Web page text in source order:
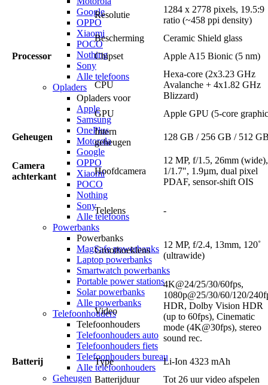
Google
OPPO
Xiaomi
POCO
Nothing
Sony
Alle telefoons
Opladers
Opladers voor
Apple
Samsung
OnePlus
Motorola
Google
OPPO
Xiaomi
POCO
Nothing
Sony
Alle telefoons
Powerbanks
Powerbanks
MagSafe powerbanks
Laptop powerbanks
Smartwatch powerbanks
Portable power stations
Solar powerbanks
Alle powerbanks
Telefoonhouders
Telefoonhouders
Telefoonhouders auto
Telefoonhouders fiets
Telefoonhouders bureau
Alle telefoonhouders
Geheugen
Resolutie
1284 x 2778 pixels, 19.5:9
ratio (~458 ppi density)
Bescherming
Ceramic Shield glass
Processor
Chipset Apple A15 Bionic (5 nm)
CPU
Hexa-core (2x3.23 GHz
Avalanche + 4x1.82 GHz
Blizzard)
GPU
Apple GPU (5-core
Geheugen
Intern
geheugen
128 GB / 256 GB / 512
Camera
achterkant
Hoofdcamera
12 MP, f/1.5, 26mm (wide),
1/1.7", 1.9µm, dual pixel
PDAF, sensor-shift OIS
Telelens -
Groothoeklens
12 MP, f/2.4, 13mm, 120˚
(ultrawide)
Video
4K@24/25/30/60fps,
1080p@25/30/60/120/
HDR, Dolby Vision HDR
(up to 60fps), Cinematic
mode (4K@30fps), stereo
sound rec.
Batterij Type
Li-Ion 4323 mAh
Batterijduur
Tot 26 uur video afspelen